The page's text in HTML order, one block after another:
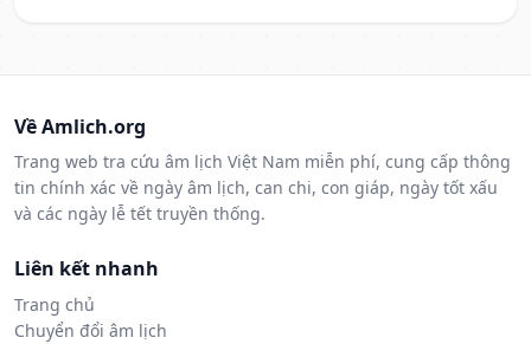
Về Amlich.org
Trang web tra cứu âm lịch Việt Nam miễn phí, cung cấp thông
tin chính xác về ngày âm lịch, can chi, con giáp, ngày tốt xấu
và các ngày lễ tết truyền thống.
Liên kết nhanh
Trang chủ
Chuyển đổi âm lịch